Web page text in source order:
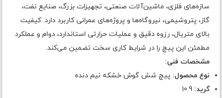
سازه‌های فلزی، ماشین‌آلات صنعتی، تجهیزات بزرگ، صنایع نفت،
گاز، پتروشیمی، نیروگاه‌ها و پروژه‌های عمرانی کاربرد دارد. کیفیت
بالای متریال، رزوه دقیق و عملیات حرارتی استاندارد، دوام و عملکرد
مطمئن این پیچ را در شرایط کاری سخت تضمین می‌کند.
مشخصات فنی:
نوع محصول: پیچ شش گوش خشکه نیم دنده
گرید: 10.9